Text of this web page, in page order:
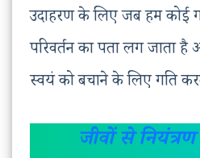
उदाहरण के लिए जब हम कोई
परिवर्तन का पता लग जाता
स्वयं को बचाने के लिए गति
जीवों से